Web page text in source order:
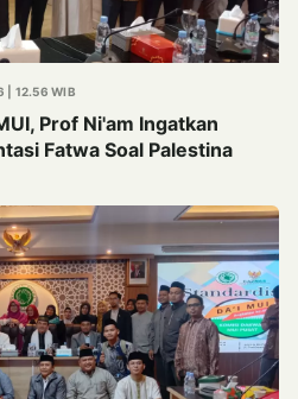
| 12.56 WIB
Prof Ni'am Ingatkan
Fatwa Soal Palestina